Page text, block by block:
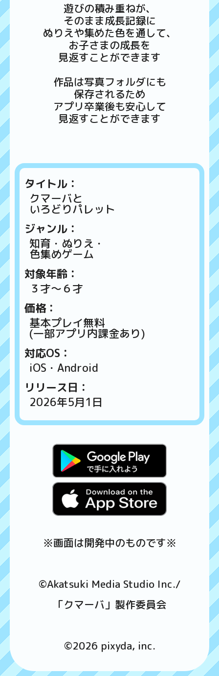
遊びの積み重ねが、
そのまま成長記録に
ぬりえや集めた色を通して、
お子さまの成長を
見返すことができます
作品は写真フォルダにも
保存されるため
アプリ卒業後も安心して
見返すことができます
タイトル：
クマーバと
いろどりパレット
ジャンル：
知育・ぬりえ・
色集めゲーム
対象年齢：
３才～６才
価格：
基本プレイ無料
(一部アプリ内課金あり)
対応OS：
iOS・Android
リリース日：
2026年5月1日
※画面は開発中のものです※
©Akatsuki Media Studio Inc./
「クマーバ」製作委員会
©2026 pixyda, inc.